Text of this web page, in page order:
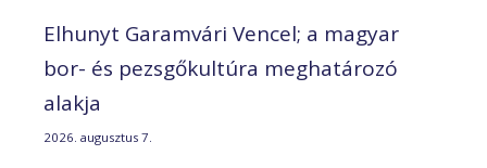
Elhunyt Garamvári Vencel; a magyar
bor- és pezsgőkultúra meghatározó
alakja
2026. augusztus 7.